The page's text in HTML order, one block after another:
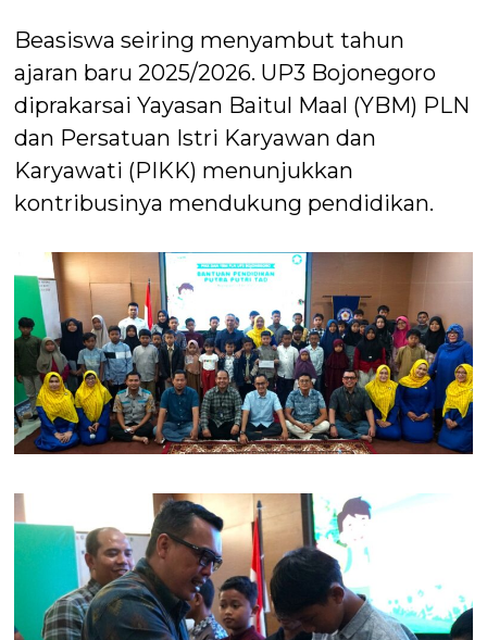
Beasiswa seiring menyambut tahun
ajaran baru 2025/2026. UP3 Bojonegoro
diprakarsai Yayasan Baitul Maal (YBM) PLN
dan Persatuan Istri Karyawan dan
Karyawati (PIKK) menunjukkan
kontribusinya mendukung pendidikan.